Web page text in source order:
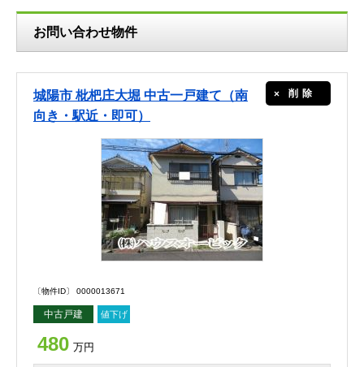
お問い合わせ物件
城陽市 枇杷庄大堀 中古一戸建て（南
向き・駅近・即可）
削除
〔物件ID〕 0000013671
中古戸建 値下げ
480 万円